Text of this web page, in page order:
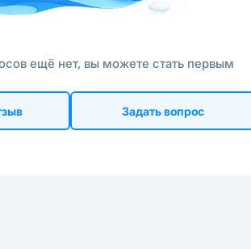
ещё нет, вы можете стать первым
Задать вопрос